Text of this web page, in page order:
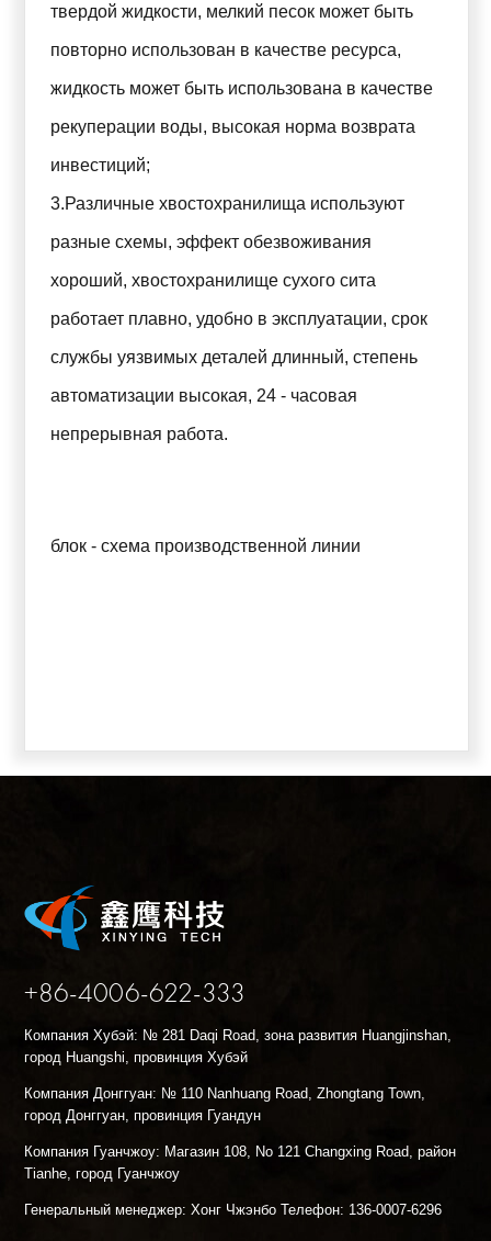
твердой жидкости, мелкий песок может быть
повторно использован в качестве ресурса,
жидкость может быть использована в качестве
рекуперации воды, высокая норма возврата
инвестиций;
3.Различные хвостохранилища используют
разные схемы, эффект обезвоживания
хороший, хвостохранилище сухого сита
работает плавно, удобно в эксплуатации, срок
службы уязвимых деталей длинный, степень
автоматизации высокая, 24 - часовая
непрерывная работа.
блок - схема производственной линии
+86-4006-622-333
Компания Хубэй: № 281 Daqi Road, зона развития Huangjinshan,
город Huangshi, провинция Хубэй
Компания Донггуан: № 110 Nanhuang Road, Zhongtang Town,
город Донггуан, провинция Гуандун
Компания Гуанчжоу: Магазин 108, No 121 Changxing Road, район
Tianhe, город Гуанчжоу
Генеральный менеджер: Хонг Чжэнбо Телефон: 136-0007-6296